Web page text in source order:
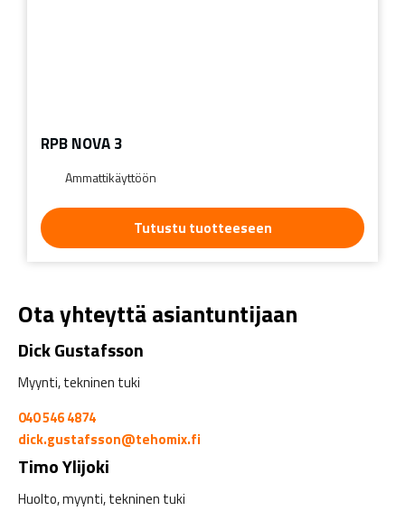
RPB NOVA 3
Ammattikäyttöön
Tutustu tuotteeseen
Ota yhteyttä asiantuntijaan
Dick Gustafsson
Myynti, tekninen tuki
040 546 4874
dick.gustafsson@tehomix.fi
Timo Ylijoki
Huolto, myynti, tekninen tuki